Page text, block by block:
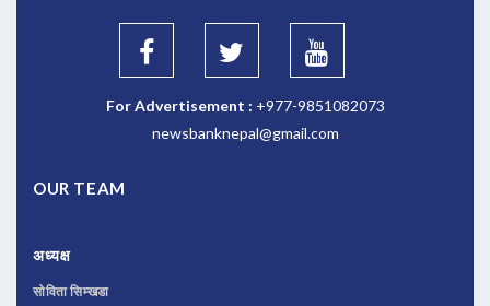
For Advertisement : +977-9851082073
newsbanknepal@gmail.com
OUR TEAM
अध्यक्ष
सोविता सिम्खडा